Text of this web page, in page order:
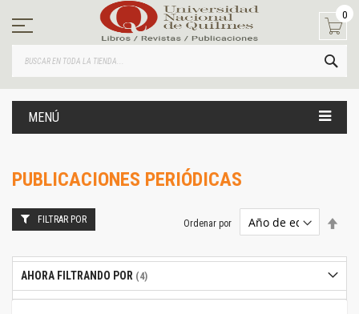
contenido
0
MENÚ
PUBLICACIONES PERIÓDICAS
Ordenar por
FILTRAR POR
AHORA FILTRANDO POR